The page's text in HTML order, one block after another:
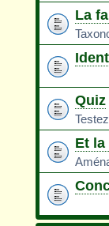
La
Quiz
Et